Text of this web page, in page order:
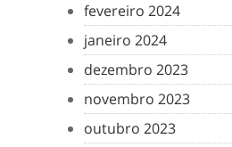
fevereiro 2024
janeiro 2024
dezembro 2023
novembro 2023
outubro 2023